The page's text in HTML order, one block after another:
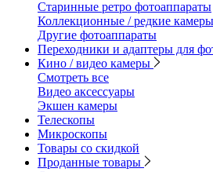
Старинные ретро фотоаппараты
Коллекционные / редкие
Другие фотоаппараты
Переходники и адаптеры для
Кино / видео камеры
Смотреть все
Видео аксессуары
Экшен камеры
Телескопы
Микроскопы
Товары со скидкой
Проданные товары